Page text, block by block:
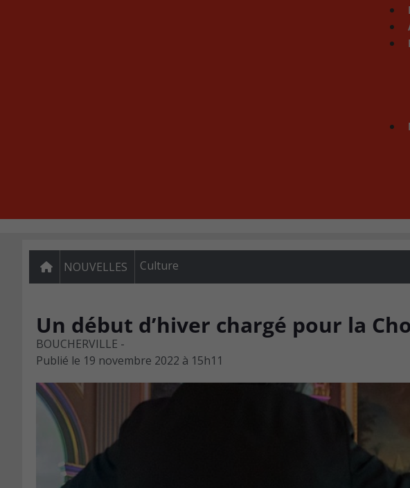
NOUVELLES Culture
Un début d’hiver chargé pour la
BOUCHERVILLE -
Publié le 19 novembre 2022 à 15h11